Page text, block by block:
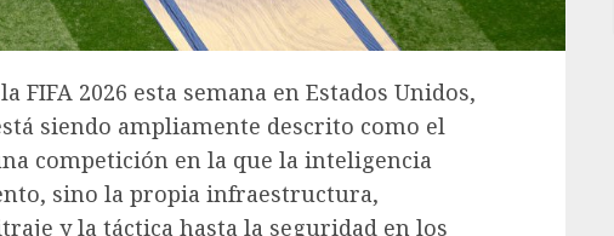
FIFA 2026 esta semana en Estados Unidos,
siendo ampliamente descrito como el
competición en la que la inteligencia
sino la propia infraestructura,
y la táctica hasta la seguridad en los